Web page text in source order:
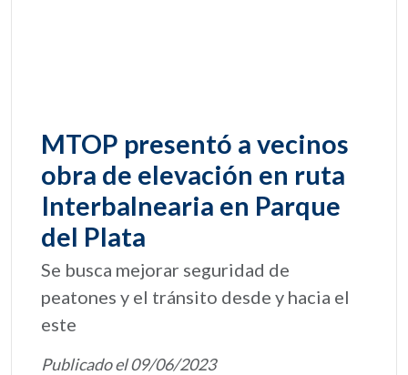
MTOP presentó a vecinos
obra de elevación en ruta
Interbalnearia en Parque
del Plata
Se busca mejorar seguridad de
peatones y el tránsito desde y hacia el
este
Publicado el 09/06/2023